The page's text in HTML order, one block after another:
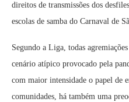
direitos de transmissões dos
escolas de samba do Carnaval de
Segundo a Liga, todas
cenário atípico provocado pela
com maior intensidade o papel de
comunidades, há também uma